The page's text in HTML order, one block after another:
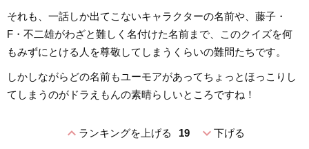
それも、一話しか出てこないキャラクターの名前や、藤子・
F・不二雄がわざと難しく名付けた名前まで、このクイズを何
もみずにとける人を尊敬してしまうくらいの難問たちです。
しかしながらどの名前もユーモアがあってちょっとほっこりし
てしまうのがドラえもんの素晴らしいところですね！
expand_lessランキングを上げる 19 expand_more下げる